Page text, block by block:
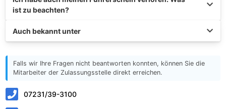
ist zu beachten?
Auch bekannt unter
Falls wir Ihre Fragen nicht beantworten konnten, können Sie die
Mitarbeiter der Zulassungsstelle direkt erreichen.
07231/39-3100